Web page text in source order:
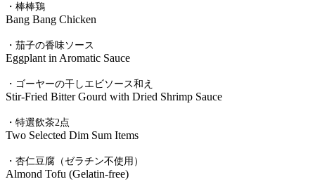
・棒棒鶏
Bang Bang Chicken
・茄子の香味ソース
Eggplant in Aromatic Sauce
・ゴーヤーの干しエビソース和え
Stir-Fried Bitter Gourd with Dried Shrimp Sauce
・特選飲茶2点
Two Selected Dim Sum Items
・杏仁豆腐（ゼラチン不使用）
Almond Tofu (Gelatin-free)